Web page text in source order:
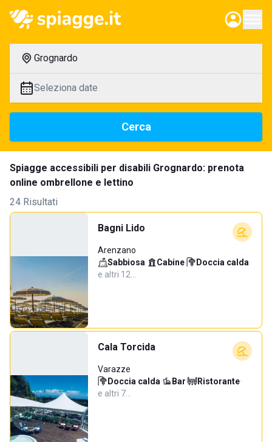
Grognardo
Seleziona date
Cerca
Spiagge accessibili per disabili Grognardo: prenota
online ombrellone e lettino
24 Risultati
Bagni Lido
Arenzano
Sabbiosa· Cabine· Doccia calda·
e altri 12…
Cala Torcida
Varazze
Doccia calda· Bar· Ristorante·
e altri 7…